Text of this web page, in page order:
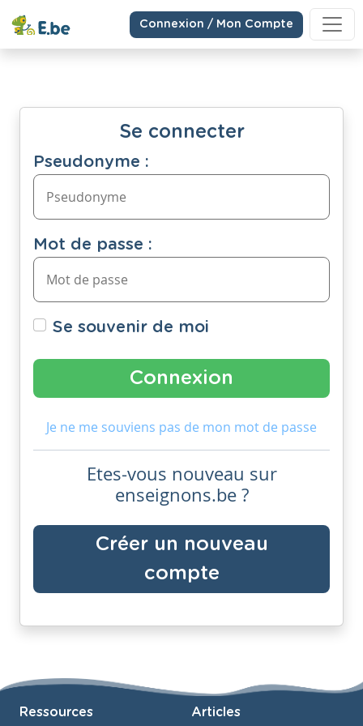
Connexion / Mon Compte
Se connecter
Pseudonyme :
Mot de passe :
Se souvenir de moi
Je ne me souviens pas de mon mot de passe
Etes-vous nouveau sur
enseignons.be ?
Créer un nouveau
compte
Ressources Articles